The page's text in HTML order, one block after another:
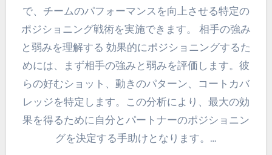
で、チームのパフォーマンスを向上させる特定の
ポジショニング戦術を実施できます。 相手の強み
と弱みを理解する 効果的にポジショニングするた
めには、まず相手の強みと弱みを評価します。彼
らの好むショット、動きのパターン、コートカバ
レッジを特定します。この分析により、最大の効
果を得るために自分とパートナーのポジショニン
グを決定する手助けとなります。…